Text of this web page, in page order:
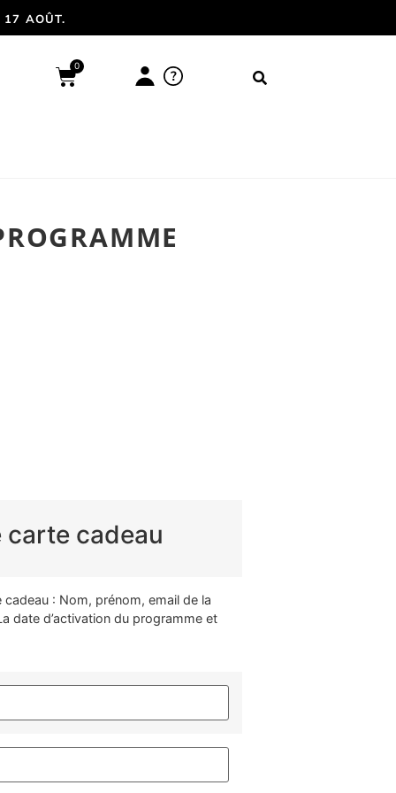
17 AOÛT.
0
?
cadeau
: Nom, prénom, email de la
date d’activation du programme et